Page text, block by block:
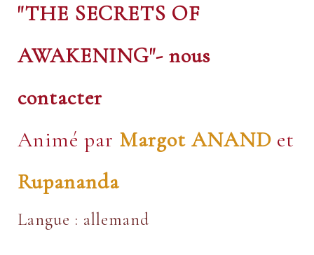
"THE SECRETS OF
AWAKENING"- nous
contacter
Animé par Margot ANAND et
Rupananda
Langue : allemand